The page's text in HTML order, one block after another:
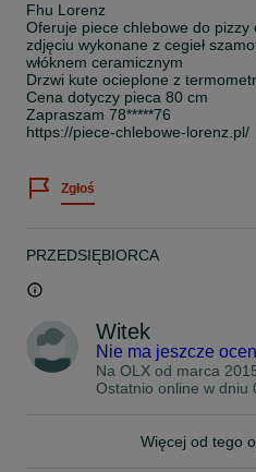
Fhu Lorenz
Oferuje piece chlebowe do
zdjęciu wykonane z cegieł
włóknem ceramicznym
Drzwi kute ocieplone z
Cena dotyczy pieca 80 cm
Zapraszam 78*****76
https://piece-chlebowe-lorenz.pl/
Zgłoś
PRZEDSIĘBIORCA
Witek
Nie ma jeszcze
Na OLX od marca
Ostatnio online w dniu
Więcej od tego